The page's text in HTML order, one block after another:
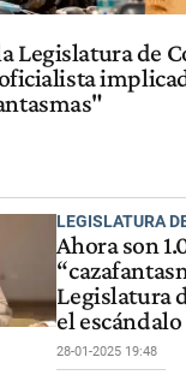
Legislatura de
LEGISLATURA
Ahora son
Legislatura
el
28-01-2025 19:48